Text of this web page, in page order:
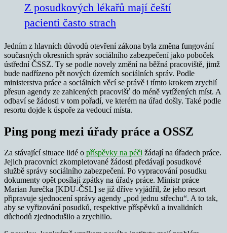
Z posudkových lékařů mají čeští
pacienti často strach
Jedním z hlavních důvodů otevření zákona byla změna fungování
současných okresních správ sociálního zabezpečení jako poboček
ústřední ČSSZ. Ty se podle novely změní na běžná pracoviště, jimž
bude nadřízeno pět nových územích sociálních správ. Podle
ministerstva práce a sociálních věcí se právě i tímto krokem zrychlí
přesun agendy ze zahlcených pracovišť do méně vytížených míst. A
odbaví se žádosti v tom pořadí, ve kterém na úřad došly. Také podle
resortu dojde k úspoře za vedoucí místa.
Ping pong mezi úřady práce a OSSZ
Za stávající situace lidé o příspěvky na péči žádají na úřadech práce.
Jejich pracovníci zkompletované žádosti předávají posudkové
službě správy sociálního zabezpečení. Po vypracování posudku
dokumenty opět posílají zpátky na úřady práce. Ministr práce
Marian Jurečka [KDU-ČSL] se již dříve vyjádřil, že jeho resort
připravuje sjednocení správy agendy „pod jednu střechu“. A to tak,
aby se vyřizování posudků, respektive příspěvků a invalidních
důchodů zjednodušilo a zrychlilo.